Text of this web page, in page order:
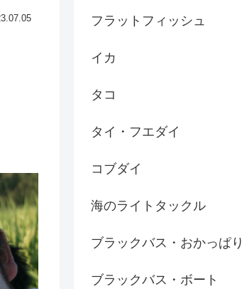
フラットフィッシュ
イカ
タコ
タイ・フエダイ
コブダイ
海のライトタックル
ブラックバス・おかっぱり
ブラックバス・ボート